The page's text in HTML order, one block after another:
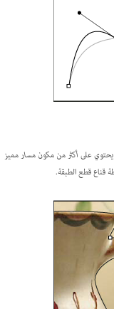
يحتوي علىأكثر من مكون مسار مميز
قطع الطبقة.